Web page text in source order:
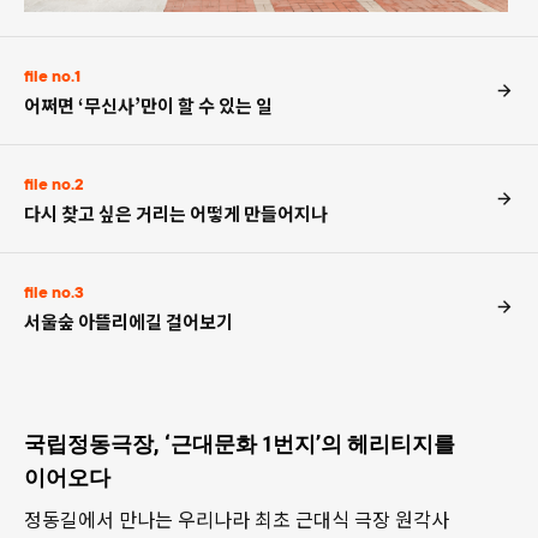
file no.1
어쩌면 ‘무신사’만이 할 수 있는 일
file no.2
다시 찾고 싶은 거리는 어떻게 만들어지나
file no.3
서울숲 아뜰리에길 걸어보기
국립정동극장, ‘근대문화 1번지’의 헤리티지를
이어오다
정동길에서 만나는 우리나라 최초 근대식 극장 원각사